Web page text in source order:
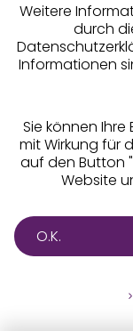
Weitere
durch
Informationen
Sie können
mit Wirkung für
auf den Button
Website
O.K.